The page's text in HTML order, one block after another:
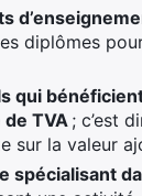
diplômes
qui bénéficient
TVA ; c’est
sur la valeur
spécialisant